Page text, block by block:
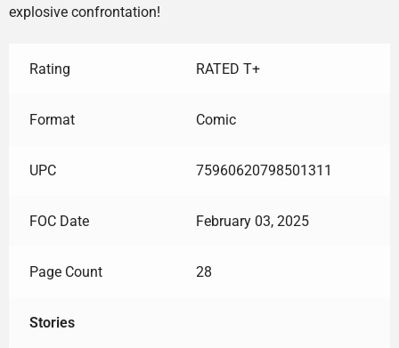
explosive confrontation!
Rating RATED T+
Format Comic
UPC 75960620798501311
FOC Date February 03, 2025
Page Count 28
Stories